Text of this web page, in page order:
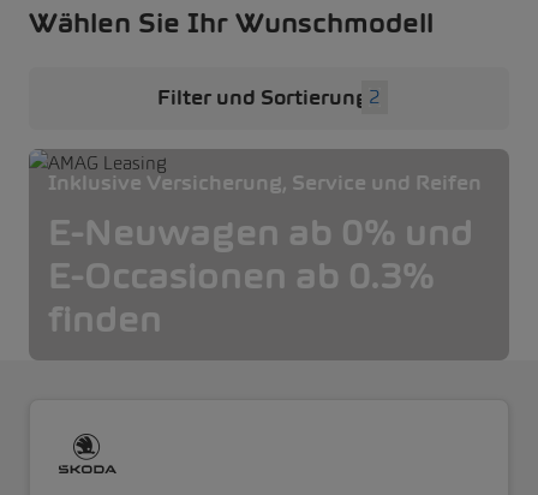
Wählen Sie Ihr Wunschmodell
Filter und Sortierung 2
Inklusive Versicherung, Service und Reifen
E-Neuwagen ab 0% und
E-Occasionen ab 0.3%
finden